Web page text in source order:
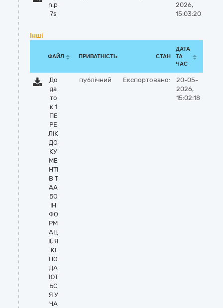
n.p
7s
2026,
15:03:20
Інші
ФАЙЛ ПРИВАТНІСТЬ СТАН
ДАТА
ТА
ЧАС
До
да
то
к 1
ПЕ
РЕ
ЛІК
ДО
КУ
МЕ
НТІ
В Т
АА
БО
ІН
ФО
РМ
АЦ
ІЇ, Я
КІ
ПО
ДА
ЮТ
ЬС
Я У
ЧА
публічний Експортовано:
20-05-
2026,
15:02:18